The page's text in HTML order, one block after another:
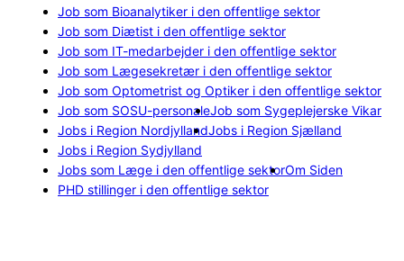
Job som Bioanalytiker i den offentlige sektor
Job som Diætist i den offentlige sektor
Job som IT-medarbejder i den offentlige sektor
Job som Lægesekretær i den offentlige sektor
Job som Optometrist og Optiker i den offentlige sektor
Job som SOSU-personaleJob som Sygeplejerske Vikar
Jobs i Region NordjyllandJobs i Region Sjælland
Jobs i Region Sydjylland
Jobs som Læge i den offentlige sektorOm Siden
PHD stillinger i den offentlige sektor